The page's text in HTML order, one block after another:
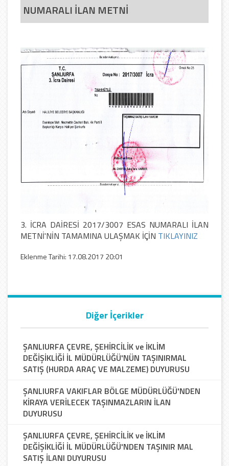
NUMARALI İLAN METNİ
3. İCRA DAİRESİ 2017/3007 ESAS NUMARALI İLAN
METNİ'NİN TAMAMINA ULAŞMAK İÇİN TIKLAYINIZ
Eklenme Tarihi: 17.08.2017 20:01
Diğer İçerikler
ŞANLIURFA ÇEVRE, ŞEHİRCİLİK ve İKLİM
DEĞİŞİKLİĞİ İL MÜDÜRLÜĞÜ'NÜN TAŞINIRMAL
SATIŞ (HURDA ARAÇ VE MALZEME) DUYURUSU
ŞANLIURFA VAKIFLAR BÖLGE MÜDÜRLÜĞÜ'NDEN
KİRAYA VERİLECEK TAŞINMAZLARIN İLAN
DUYURUSU
ŞANLIURFA ÇEVRE, ŞEHİRCİLİK ve İKLİM
DEĞİŞİKLİĞİ İL MÜDÜRLÜĞÜ'NDEN TAŞINIR MAL
SATIŞ İLANI DUYURUSU